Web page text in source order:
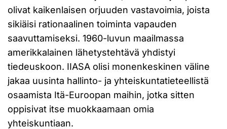
olivat kaikenlaisen orjuuden vastavoimia, joista
sikiäisi rationaalinen toiminta vapauden
saavuttamiseksi. 1960-luvun maailmassa
amerikkalainen lähetystehtävä yhdistyi
tiedeuskoon. IIASA olisi monenkeskinen väline
jakaa uusinta hallinto- ja yhteiskuntatieteellistä
osaamista Itä-Euroopan maihin, jotka sitten
oppisivat itse muokkaamaan omia
yhteiskuntiaan.